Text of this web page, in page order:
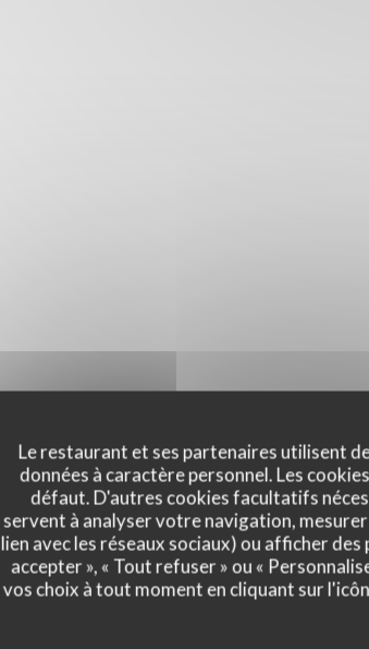
Le restaurant et ses partenaires utilisent
données à caractère personnel. Les
défaut. D'autres cookies facultatifs
servent à analyser votre navigation,
lien avec les réseaux sociaux) ou afficher
accepter », « Tout refuser » ou «
vos choix à tout moment en cliquant sur